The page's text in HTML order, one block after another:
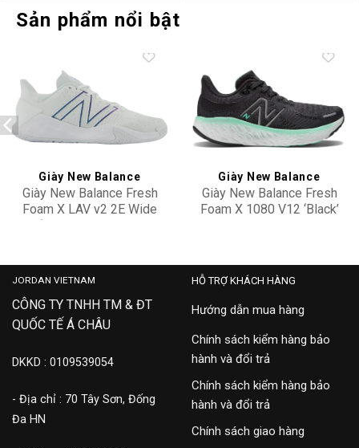
Sản phẩm nổi bật
wishlist
Giày New Balance
Giày New Balance Fresh
Foam X LAV v2 2E Wide
‘White Laser Blue’
Add to
wishlist
Giày New Balance
Giày New Balance Fresh
Foam X 1080 V12 ‘Black’
JORDAN VIETNAM
CÔNG TY TNHH TM & ĐT
QUỐC TẾ Á CHÂU
DKKD : 0109539054
- Địa chỉ : 70 Tây Sơn, Đống
Đa HN
HỖ TRỢ KHÁCH HÀNG
Hướng dẫn mua hàng
Chính sách kiểm hàng bảo
hành và đổi trả
Chính sách kiểm hàng bảo
hành và đổi trả
Chính sách giao hàng